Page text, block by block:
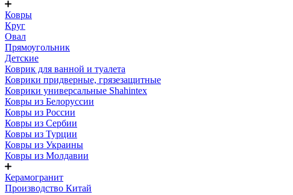
Ковры
Круг
Овал
Прямоугольник
Детские
Коврик для ванной и туалета
Коврики придверные, грязезащитные
Коврики универсальные Shahintex
Ковры из Белоруссии
Ковры из России
Ковры из Сербии
Ковры из Турции
Ковры из Украины
Ковры из Молдавии
Керамогранит
Производство Китай